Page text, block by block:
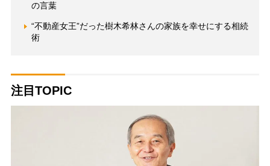
の言葉
“不動産女王”だった樹木希林さんの家族を幸せにする相続
術
注目TOPIC